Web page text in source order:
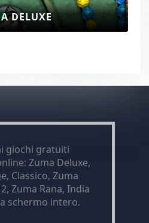
giochi gratuiti
Zuma Deluxe,
Classico, Zuma
Zuma Rana, India
schermo intero.